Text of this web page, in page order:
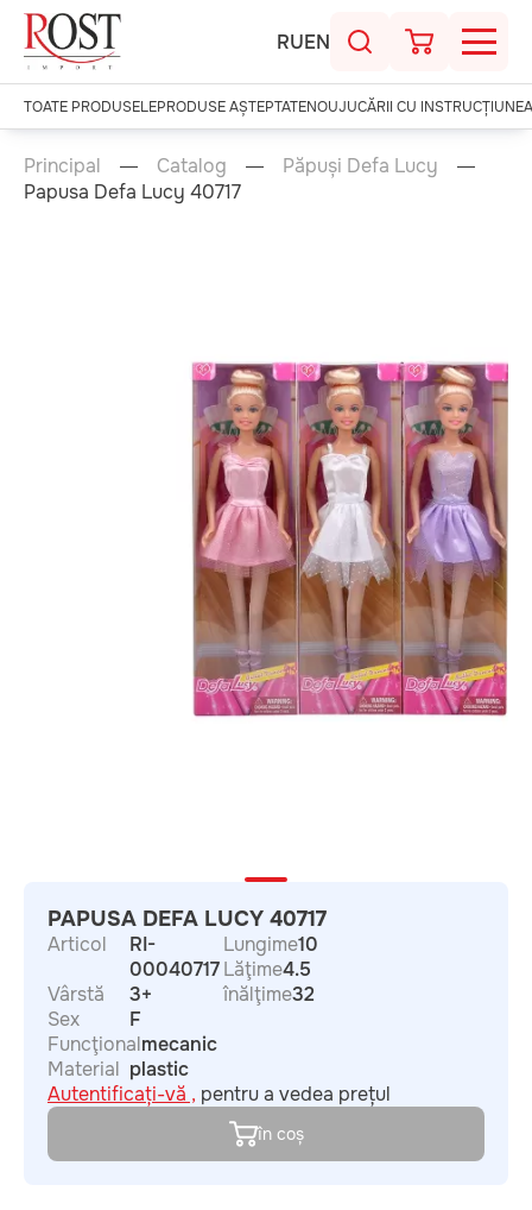
RUEN
TOATE PRODUSELEPRODUSE AȘTEPTATENOUJUCĂRII CU
Principal Catalog
Păpuși Defa Lucy
Papusa Defa Lucy 40717
PAPUSA DEFA LUCY 40717
Articol
RI-
00040717
Vârstă
3+
Sex
F
Funcţionalmecanic
Material plastic
Lungime10
Lăţime4.5
înălţime32
Autentificați-vă , pentru a vedea prețul
în coș